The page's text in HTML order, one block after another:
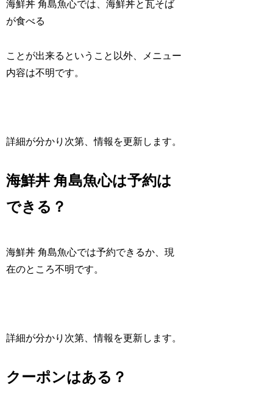
海鮮丼 角島魚心では、海鮮丼と瓦そば
が食べる
ことが出来るということ以外、メニュー
内容は不明です。
詳細が分かり次第、情報を更新します。
海鮮丼 角島魚心は予約は
できる？
海鮮丼 角島魚心では予約できるか、現
在のところ不明です。
詳細が分かり次第、情報を更新します。
クーポンはある？